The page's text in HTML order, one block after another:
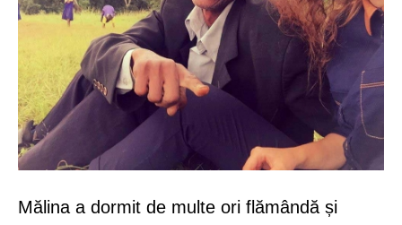
Mălina a dormit de multe ori flămândă și